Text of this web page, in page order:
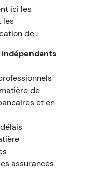
ici les
les
de :
indépendants
de
et en
assurances